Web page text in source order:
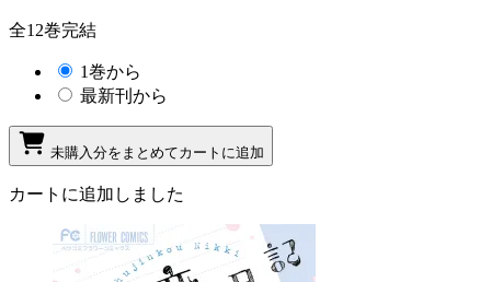
全12巻完結
1巻から
最新刊から
未購入分をまとめてカートに追加
カートに追加しました